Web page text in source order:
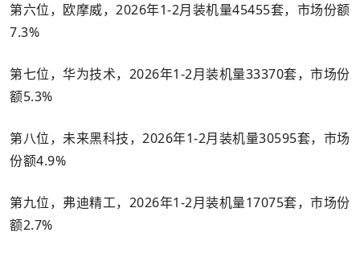
第六位，欧摩威，2026年1-2月装机量45455套，市场份额
7.3%
第七位，华为技术，2026年1-2月装机量33370套，市场份
额5.3%
第八位，未来黑科技，2026年1-2月装机量30595套，市场
份额4.9%
第九位，弗迪精工，2026年1-2月装机量17075套，市场份
额2.7%